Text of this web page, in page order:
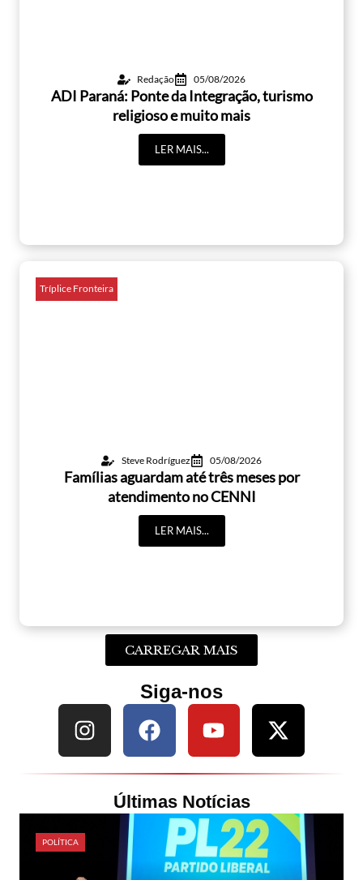
Redação 05/08/2026
ADI Paraná: Ponte da Integração, turismo
religioso e muito mais
LER MAIS...
Tríplice Fronteira
Steve Rodríguez 05/08/2026
Famílias aguardam até três meses por
atendimento no CENNI
LER MAIS...
CARREGAR MAIS
Siga-nos
Últimas Notícias
POLÍTICA